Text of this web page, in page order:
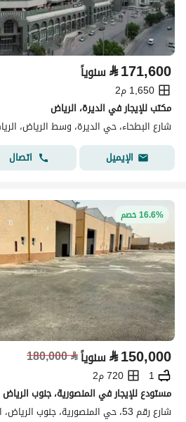
⃁171,600 سنوياً
1,650 م2
مكتب للإيجار في الديرة، الرياض
شارع البطحاء، حي الديرة، وسط الرياض،
الإيميل
اتصال
16.6% خصم
⃁150,000 سنوياً⃁
180,000
1
720 م2
مستودع للإيجار في المنصورية، جنوب الرياض
شارع رقم 53، حي المنصورية، جنوب الرياض، الرياض